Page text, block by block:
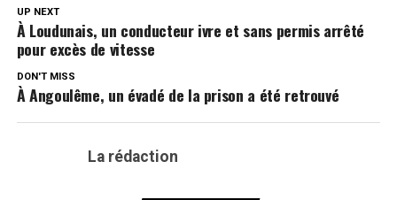
UP NEXT
À Loudunais, un conducteur ivre et sans permis arrêté
pour excès de vitesse
DON'T MISS
À Angoulême, un évadé de la prison a été retrouvé
La rédaction